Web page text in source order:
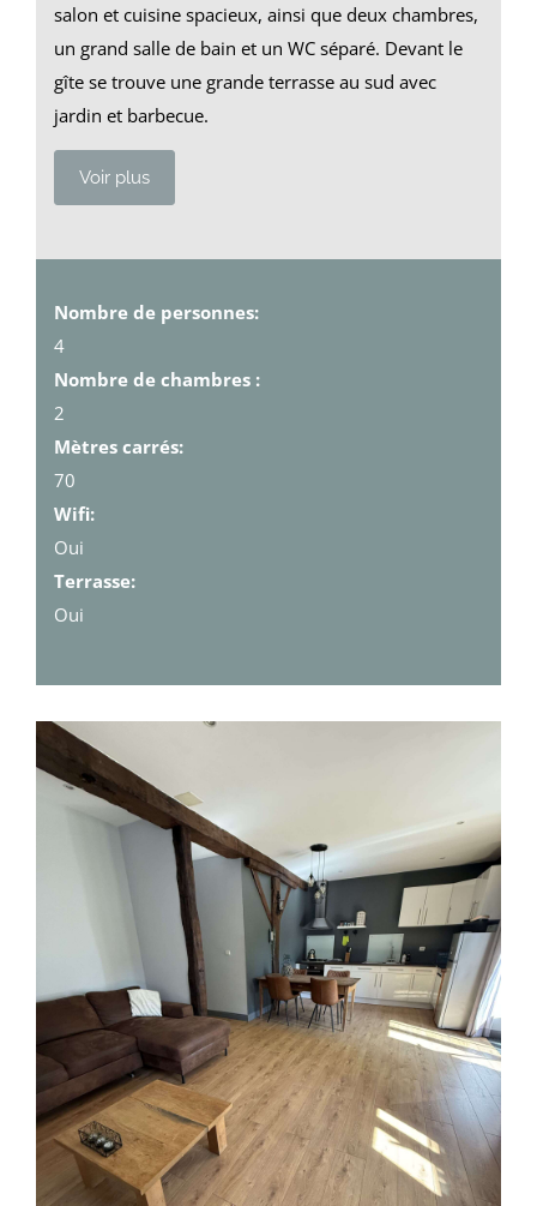
salon et cuisine spacieux, ainsi que deux chambres,
un grand salle de bain et un WC séparé. Devant le
gîte se trouve une grande terrasse au sud avec
jardin et barbecue.
Voir plus
Nombre de personnes:
4
Nombre de chambres :
2
Mètres carrés:
70
Wifi:
Oui
Terrasse:
Oui